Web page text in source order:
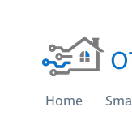
Home